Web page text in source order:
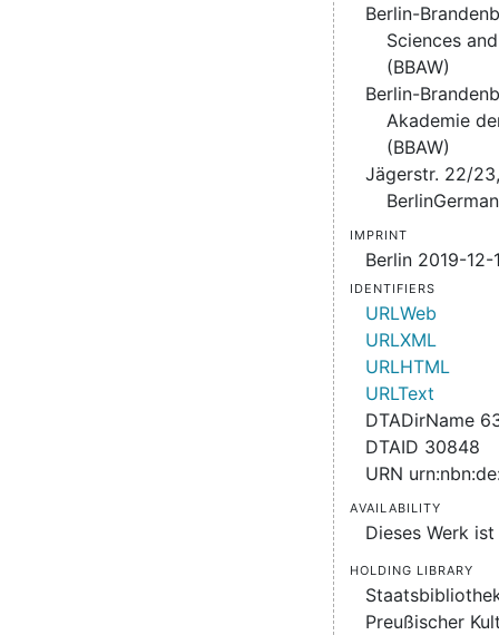
Berlin-
Sciences
(BBAW)
Berlin-
Akademie
(BBAW)
Jägerstr. 22/23,
Imprint
Berlin 2019-12-
Identifiers
URLWeb
URLXML
URLHTML
URLText
DTADirName
DTAID 30848
URN
Availability
Dieses Werk
Holding Library
Preußischer